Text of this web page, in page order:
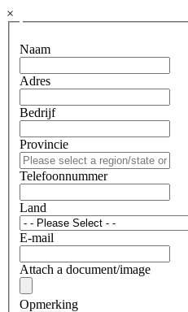
×
Naam
Adres
Bedrijf
Provincie
Telefoonnummer
Land
E-mail
Attach a document/image
Opmerking